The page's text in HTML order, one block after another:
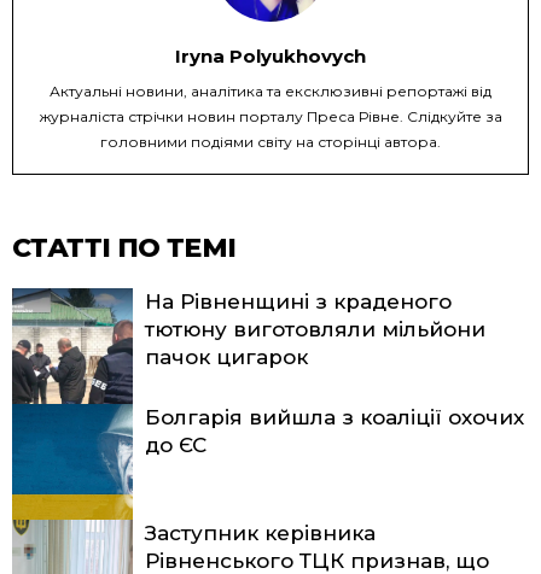
Iryna Polyukhovych
Актуальні новини, аналітика та ексклюзивні репортажі від
журналіста стрічки новин порталу Преса Рівне. Слідкуйте за
головними подіями світу на сторінці автора.
СТАТТІ ПО ТЕМІ
На Рівненщині з краденого
тютюну виготовляли мільйони
пачок цигарок
Болгарія вийшла з коаліції охочих
до ЄС
Заступник керівника
Рівненського ТЦК признав, що